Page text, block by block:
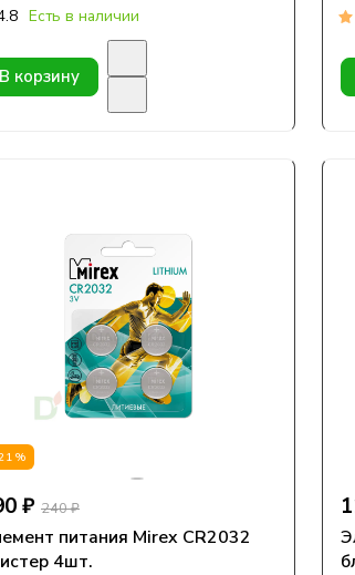
Есть в наличии
В корзину
₽ 240 ₽
питания Mirex CR2032
4шт.